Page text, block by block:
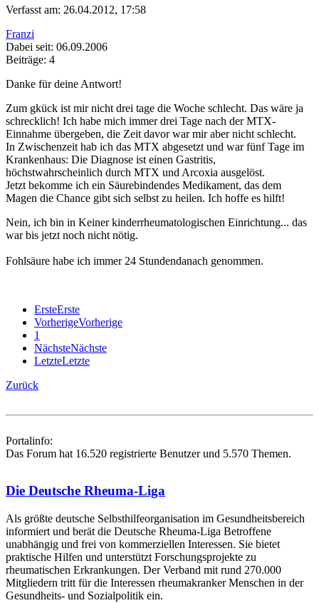
Verfasst am: 26.04.2012, 17:58
Franzi
Dabei seit: 06.09.2006
Beiträge: 4
Danke für deine Antwort!
Zum gkück ist mir nicht drei tage die Woche schlecht. Das wäre ja
schrecklich! Ich habe mich immer drei Tage nach der MTX-
Einnahme übergeben, die Zeit davor war mir aber nicht schlecht.
In Zwischenzeit hab ich das MTX abgesetzt und war fünf Tage im
Krankenhaus: Die Diagnose ist einen Gastritis,
höchstwahrscheinlich durch MTX und Arcoxia ausgelöst.
Jetzt bekomme ich ein Säurebindendes Medikament, das dem
Magen die Chance gibt sich selbst zu heilen. Ich hoffe es hilft!
Nein, ich bin in Keiner kinderrheumatologischen Einrichtung... das
war bis jetzt noch nicht nötig.
Fohlsäure habe ich immer 24 Stundendanach genommen.
ErsteErste
VorherigeVorherige
1
NächsteNächste
LetzteLetzte
Zurück
Portalinfo:
Das Forum hat 16.520 registrierte Benutzer und 5.570 Themen.
Die Deutsche Rheuma-Liga
Als größte deutsche Selbsthilfe­organisation im Gesundheitsbereich
informiert und berät die Deutsche Rheuma-Liga Betroffene
unabhängig und frei von kommerziellen Interessen. Sie bietet
praktische Hilfen und unterstützt Forschungsprojekte zu
rheumatischen Erkrankungen. Der Verband mit rund 270.000
Mitgliedern tritt für die Interessen rheumakranker Menschen in der
Gesundheits- und Sozialpolitik ein.